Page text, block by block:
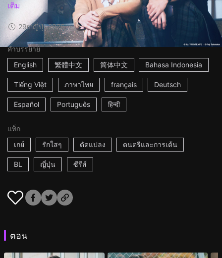
เติม
29mญี่ปุ่น2026
คำบรรยาย
English
繁體中文 简体中文 Bahasa Indonesia
Tiếng Việt ภาษาไทย français Deutsch
Español Português हिन्दी
แท็ก
เกย์
รักใสๆ ดัดแปลง ดนตรีและการเต้น
BL ญี่ปุ่น ซีรีส์
ตอน